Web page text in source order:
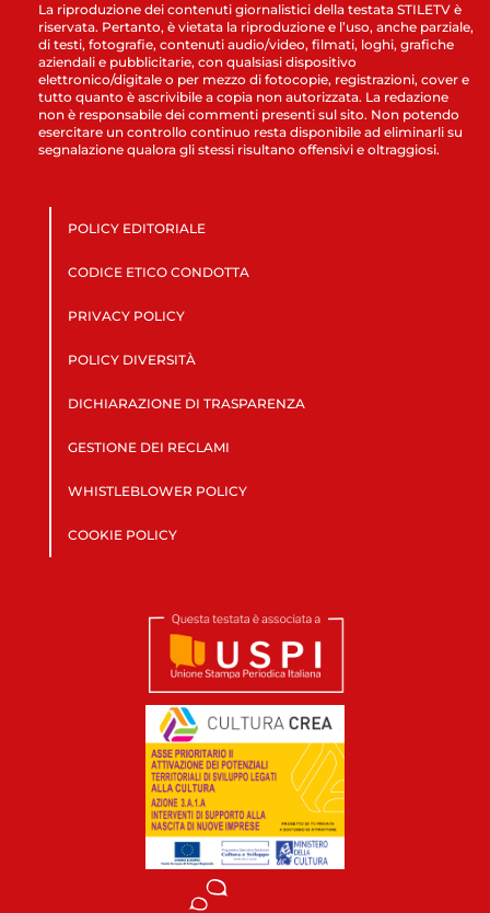
La riproduzione dei contenuti giornalistici della testata STILETV è
riservata. Pertanto, è vietata la riproduzione e l’uso, anche parziale,
di testi, fotografie, contenuti audio/video, filmati, loghi, grafiche
aziendali e pubblicitarie, con qualsiasi dispositivo
elettronico/digitale o per mezzo di fotocopie, registrazioni, cover e
tutto quanto è ascrivibile a copia non autorizzata. La redazione
non è responsabile dei commenti presenti sul sito. Non potendo
esercitare un controllo continuo resta disponibile ad eliminarli su
segnalazione qualora gli stessi risultano offensivi e oltraggiosi.
POLICY EDITORIALE
CODICE ETICO CONDOTTA
PRIVACY POLICY
POLICY DIVERSITÀ
DICHIARAZIONE DI TRASPARENZA
GESTIONE DEI RECLAMI
WHISTLEBLOWER POLICY
COOKIE POLICY